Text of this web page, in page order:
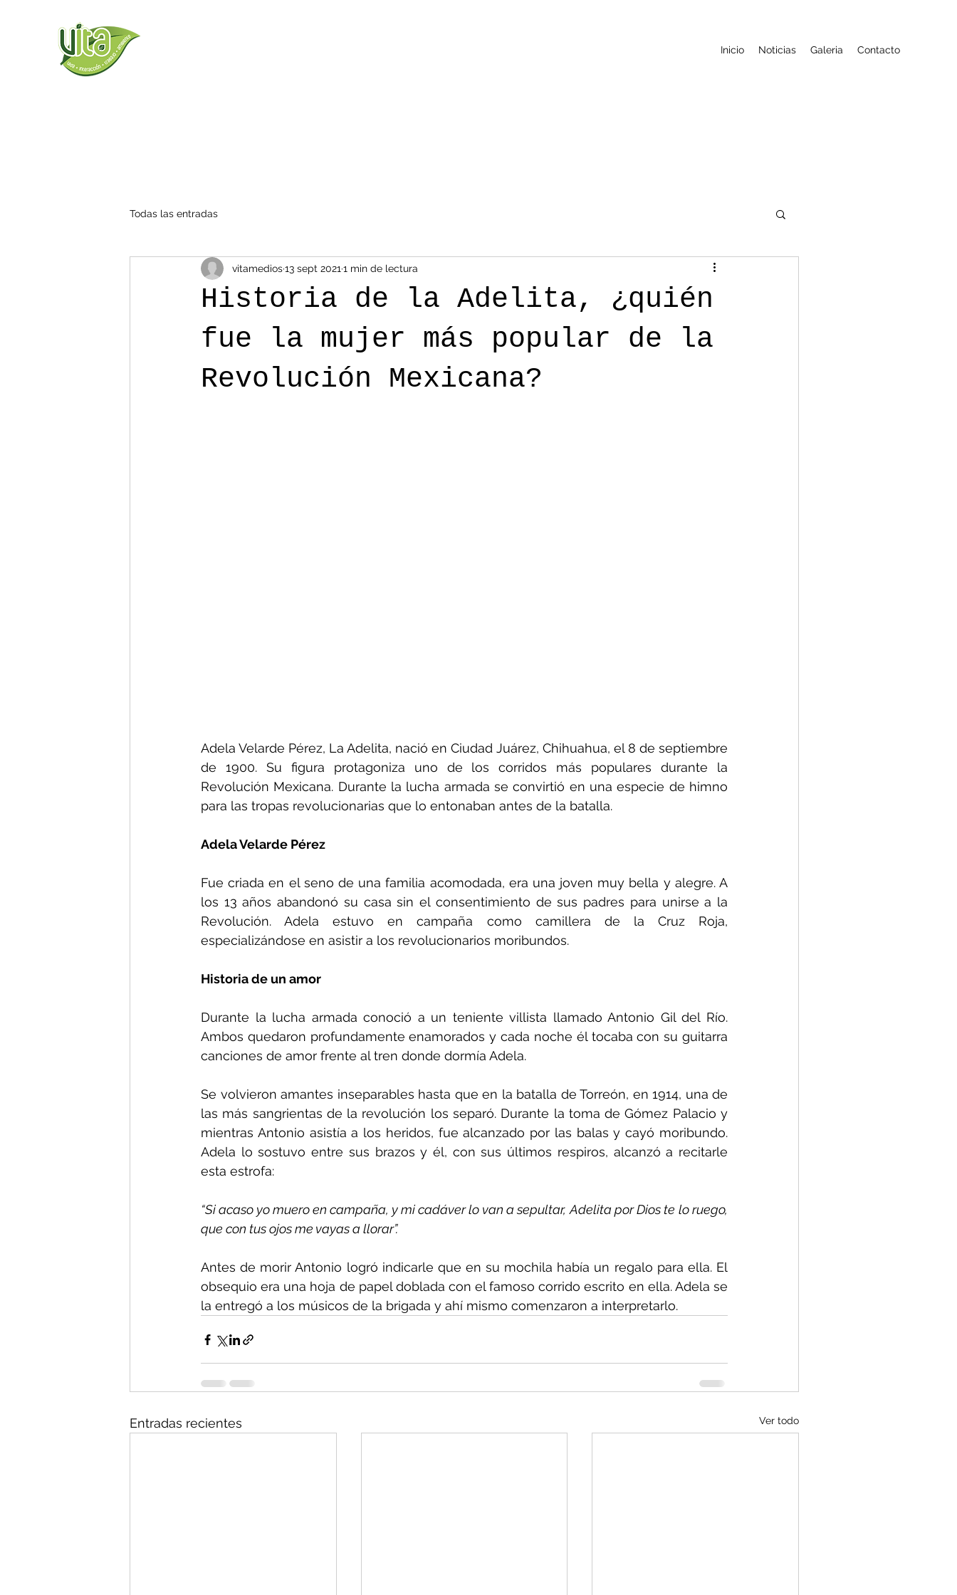
Inicio Noticias Galeria Contacto
Todas las entradas
Historia de la Adelita, ¿quién
fue la mujer más popular de la
Revolución Mexicana?
vitamedios13 sept 2021 1 min de lectura
Adela Velarde Pérez, La Adelita, nació en Ciudad Juárez, Chihuahua, el 8 de septiembre
de 1900. Su figura protagoniza uno de los corridos más populares durante la
Revolución Mexicana. Durante la lucha armada se convirtió en una especie de himno
para las tropas revolucionarias que lo entonaban antes de la batalla.
Adela Velarde Pérez
Fue criada en el seno de una familia acomodada, era una joven muy bella y alegre. A
los 13 años abandonó su casa sin el consentimiento de sus padres para unirse a la
Revolución. Adela estuvo en campaña como camillera de la Cruz Roja,
especializándose en asistir a los revolucionarios moribundos.
Historia de un amor
Durante la lucha armada conoció a un teniente villista llamado Antonio Gil del Río.
Ambos quedaron profundamente enamorados y cada noche él tocaba con su guitarra
canciones de amor frente al tren donde dormía Adela.
Se volvieron amantes inseparables hasta que en la batalla de Torreón, en 1914, una de
las más sangrientas de la revolución los separó. Durante la toma de Gómez Palacio y
mientras Antonio asistía a los heridos, fue alcanzado por las balas y cayó moribundo.
Adela lo sostuvo entre sus brazos y él, con sus últimos respiros, alcanzó a recitarle
esta estrofa:
“Si acaso yo muero en campaña, y mi cadáver lo van a sepultar, Adelita por Dios te lo ruego,
que con tus ojos me vayas a llorar”.
Antes de morir Antonio logró indicarle que en su mochila había un regalo para ella. El
obsequio era una hoja de papel doblada con el famoso corrido escrito en ella. Adela se
la entregó a los músicos de la brigada y ahí mismo comenzaron a interpretarlo.
Entradas recientes Ver todo